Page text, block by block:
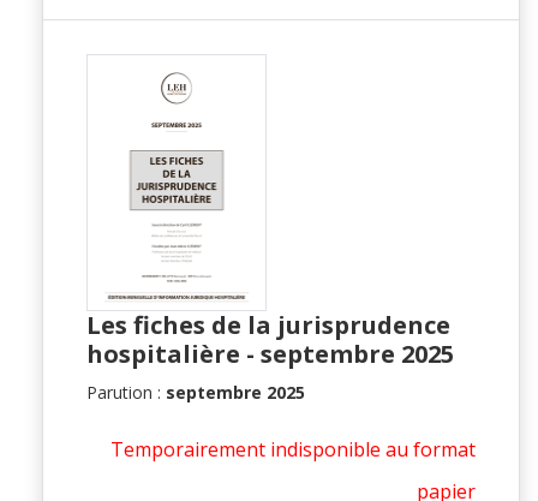
Les fiches de la jurisprudence
hospitalière - septembre 2025
Parution : septembre 2025
Temporairement indisponible au format
papier